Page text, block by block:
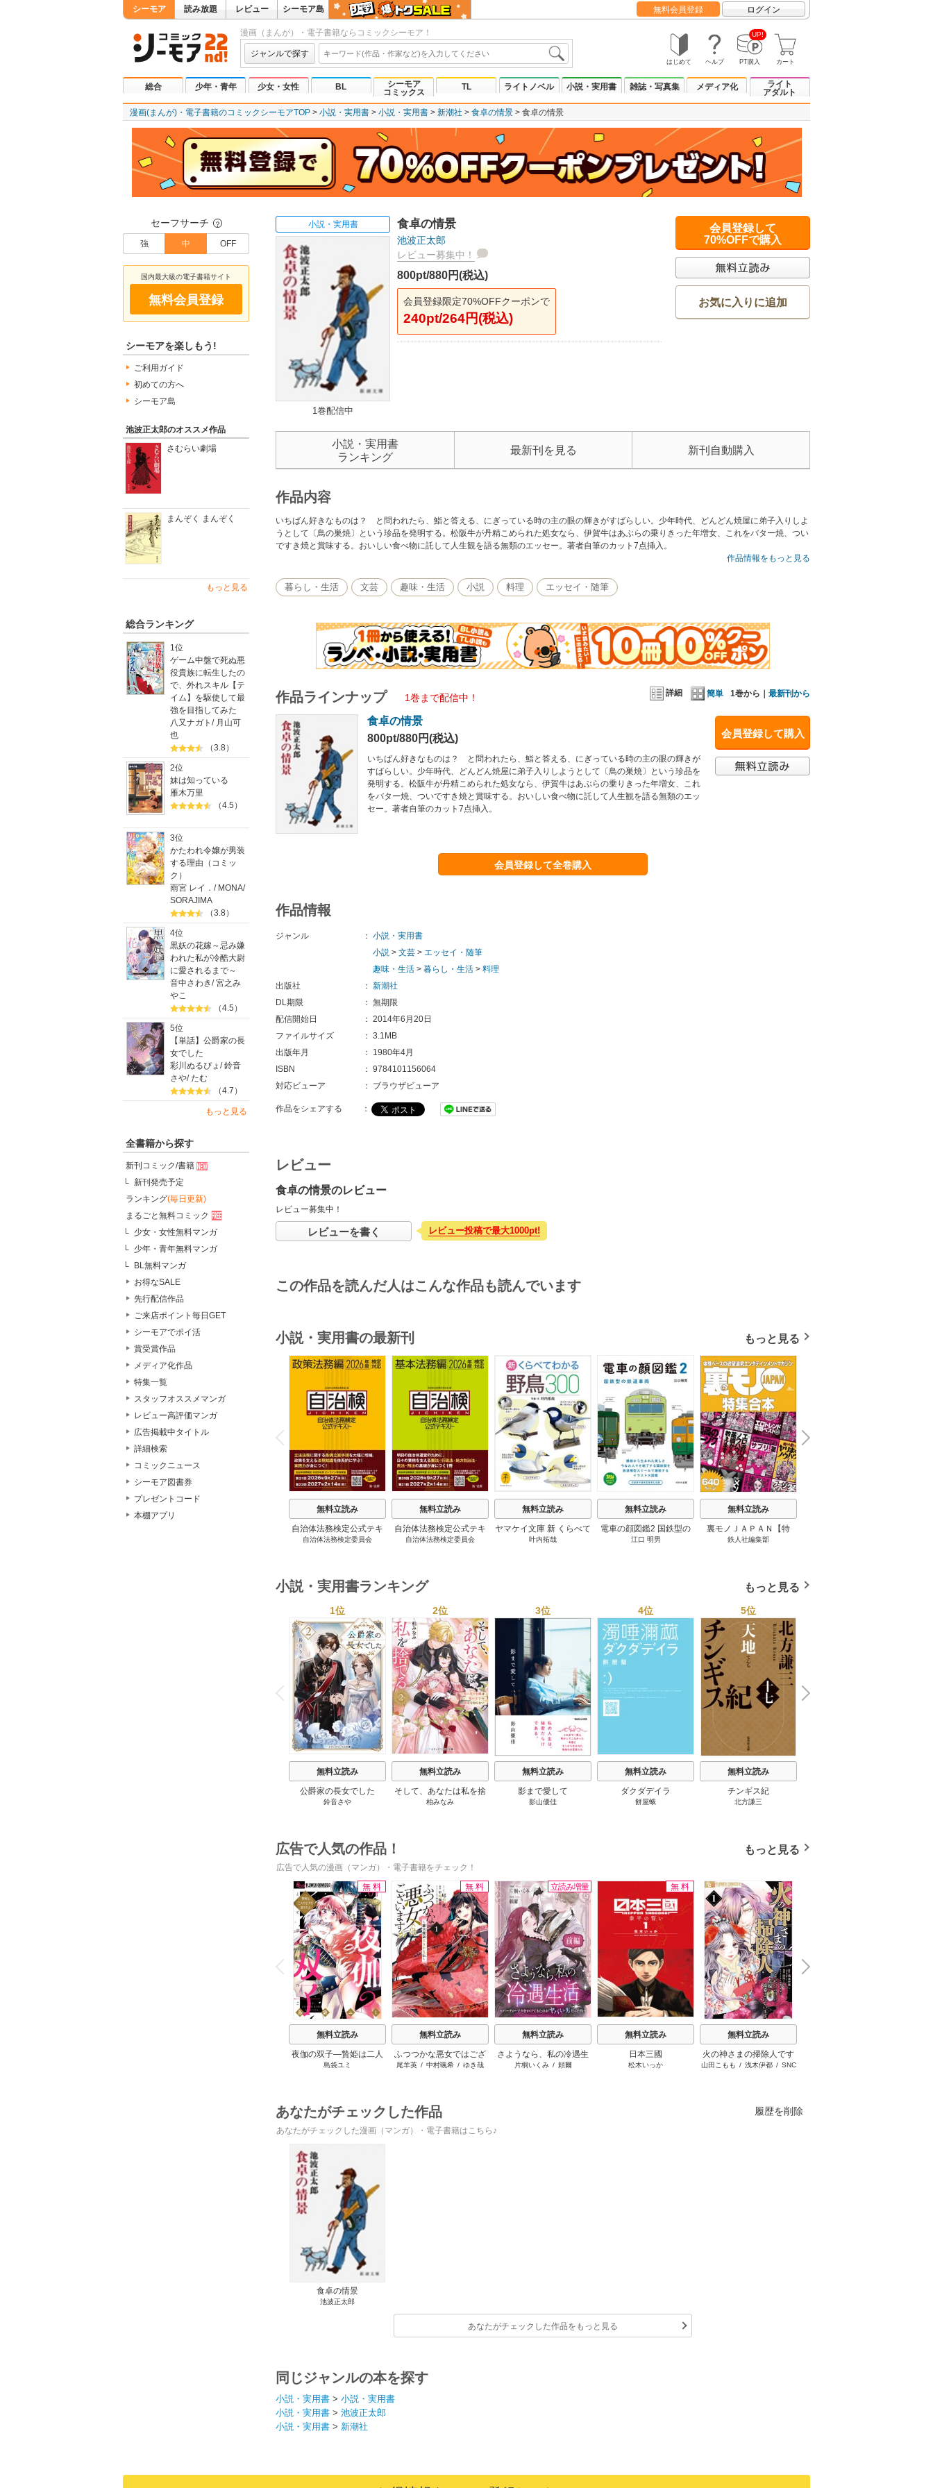
シーモア 読み放題 レビュー シーモア島 無料会員登録 ログイン
漫画（まんが）・電子書籍ならコミックシーモア！
ジャンルで探す
はじめて ヘルプ
UP!
PT購入 カート
総合 少年・青年 少女・女性 BL
シーモア
コミックス
TL ライトノベル 小説・実用書 雑誌・写真集 メディア化
ライト
アダルト
漫画(まんが)・電子書籍のコミックシーモアTOP 小説・実用書 小説・実用書 新潮社 食卓の情景 食卓の情景
セーフサーチ ？
強 中 OFF
国内最大級の電子書籍サイト
無料会員登録
シーモアを楽しもう!
ご利用ガイド
初めての方へ
シーモア島
池波正太郎のオススメ作品
さむらい劇場
まんぞく まんぞく
もっと見る
総合ランキング
1位
ゲーム中盤で死ぬ悪
役貴族に転生したの
で、外れスキル【テ
イム】を駆使して最
強を目指してみた
八又ナガト / 月山可
也
（3.8）
2位
妹は知っている
雁木万里
（4.5）
3位
かたわれ令嬢が男装
する理由（コミッ
ク）
雨宮 レイ． / MONA/
SORAJIMA
（3.8）
4位
黒妖の花嫁～忌み嫌
われた私が冷酷大尉
に愛されるまで～
音中さわき/宮之み
やこ
（4.5）
5位
【単話】公爵家の長
女でした
彩川ぬるぴょ /鈴音
さや/たむ
（4.7）
もっと見る
全書籍から探す
新刊コミック/書籍
新刊発売予定
ランキング(毎日更新)
まるごと無料コミック
少女・女性無料マンガ
少年・青年無料マンガ
BL無料マンガ
お得なSALE
先行配信作品
ご来店ポイント毎日GET
シーモアでポイ活
賞受賞作品
メディア化作品
特集一覧
スタッフオススメマンガ
レビュー高評価マンガ
広告掲載中タイトル
詳細検索
コミックニュース
シーモア図書券
プレゼントコード
本棚アプリ
小説・実用書
1巻配信中
食卓の情景
池波正太郎
レビュー募集中！
800pt/880円(税込)
会員登録限定70%OFFクーポンで
240pt/264円(税込)
会員登録して
70%OFFで購入
お気に入りに追加
小説・実用書
ランキング
最新刊を見る 新刊自動購入
作品内容
いちばん好きなものは？ と問われたら、鮨と答える、にぎっている時の主の眼の輝きがすばらしい。少年時代、どんどん焼屋に弟子入りしよ
うとして〔鳥の巣焼〕という珍品を発明する。松阪牛が丹精こめられた処女なら、伊賀牛はあぶらの乗りきった年増女、これをバター焼、つい
ですき焼と賞味する。おいしい食べ物に託して人生観を語る無類のエッセー。著者自筆のカット7点挿入。
作品情報をもっと見る
暮らし・生活 文芸 趣味・生活 小説 料理 エッセイ・随筆
詳細 簡単 1巻から｜ 最新刊から
作品ラインナップ 1巻まで配信中！
会員登録して購入
食卓の情景
800pt/880円(税込)
いちばん好きなものは？ と問われたら、鮨と答える、にぎっている時の主の眼の輝きが
すばらしい。少年時代、どんどん焼屋に弟子入りしようとして〔鳥の巣焼〕という珍品を
発明する。松阪牛が丹精こめられた処女なら、伊賀牛はあぶらの乗りきった年増女、これ
をバター焼、ついですき焼と賞味する。おいしい食べ物に託して人生観を語る無類のエッ
セー。著者自筆のカット7点挿入。
会員登録して全巻購入
作品情報
ジャンル ： 小説・実用書
小説 > 文芸 > エッセイ・随筆
趣味・生活 > 暮らし・生活 > 料理
出版社
： 新潮社
DL期限
： 無期限
配信開始日
： 2014年6月20日
ファイルサイズ
： 3.1MB
出版年月
：
1980年4月
ISBN
： 9784101156064
対応ビューア
： ブラウザビューア
作品をシェアする ：
レビュー
食卓の情景のレビュー
レビュー募集中！
レビューを書く レビュー投稿で最大1000pt!
この作品を読んだ人はこんな作品も読んでいます
小説・実用書の最新刊 もっと見る
P
r
e
i
o
u
s
無料立読み
自治体法務検定公式テキ
スト 政策法務編 ２０
自治体法務検定委員会
無料立読み
自治体法務検定公式テキ
スト 基本法務編 ２０
自治体法務検定委員会
無料立読み
ヤマケイ文庫 新 くらべて
わかる野鳥300 1巻
叶内拓哉
無料立読み
電車の顔図鑑2 国鉄型の
鉄道車両 1巻
江口 明男
無料立読み
裏モノＪＡＰＡＮ【特
集】★超ボリューム版６
トレンド年間ベスト★お
っさん５０人の体験から
学ぶ★夢のようなエロい
楽園３０ 1巻
鉄人社編集部
N
e
x
t
小説・実用書ランキング もっと見る
P
r
e
v
i
o
u
s
1位
無料立読み
公爵家の長女でした
鈴音さや
2位
無料立読み
そして、あなたは私を捨
てる
柏みなみ
3位
無料立読み
影まで愛して
影山優佳
4位
無料立読み
ダクダデイラ
餅屋蛾
5位
無料立読み
チンギス紀
北方謙三
N
x
広告で人気の作品！ もっと見る
広告で人気の漫画（マンガ）・電子書籍をチェック！
P
r
e
v
i
o
u
s
無料
無料立読み
夜伽の双子―贄姫は二人
の王子に愛される―
島袋ユミ
無料
無料立読み
ふつつかな悪女ではござ
いますが ～雛宮蝶鼠とり
尾羊英 / 中村颯希 / ゆき哉
立読み増量
無料立読み
さようなら、私の冷遇生
活 ～パーティーで声をか
片桐いくみ/ 頼爾
無料
無料立読み
日本三國
松木いっか
無料立読み
火の神さまの掃除人です
が、いつの間にか花嫁と
山田こもも / 浅木伊都/ SNC
N
e
x
t
あなたがチェックした作品 履歴を削除
あなたがチェックした漫画（マンガ）・電子書籍はこちら♪
食卓の情景
池波正太郎
あなたがチェックした作品をもっと見る
同じジャンルの本を探す
小説・実用書 > 小説・実用書
小説・実用書 > 池波正太郎
小説・実用書 > 新潮社